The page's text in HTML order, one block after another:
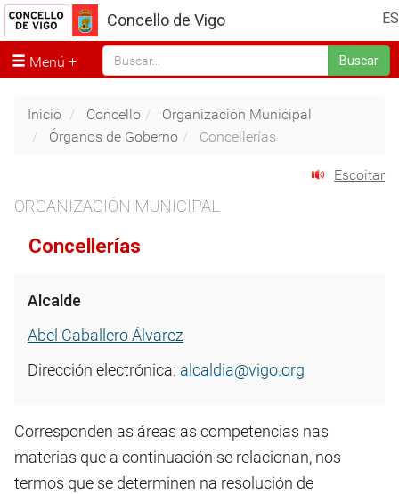
ES
Concello de Vigo
Menú Buscar
Inicio Concello
Organización Municipal
Órganos de Goberno
Concellerías
Escoitar
ORGANIZACIÓN MUNICIPAL
Concellerías
Alcalde
Abel Caballero Álvarez
Dirección electrónica: alcaldia@vigo.org
Corresponden as áreas as competencias nas
materias que a continuación se relacionan, nos
termos que se determinen na resolución de